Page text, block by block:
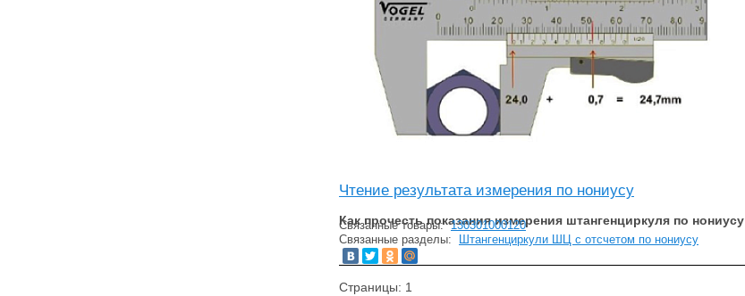
Чтение результата измерения по нониусу
Как прочесть показания измерения штангенциркуля по нониусу
Связанные товары:130301000120
Связанные разделы:
Штангенциркули ШЦ с отсчетом по нониусу
Страницы: 1